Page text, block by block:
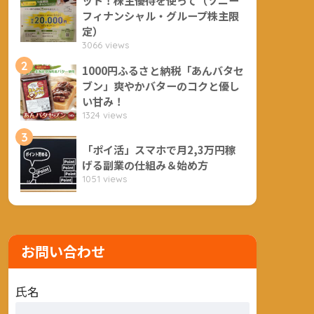
フィナンシャル・グループ株主限
定）
3066 views
2
1000円ふるさと納税「あんバタセ
ブン」爽やかバターのコクと優し
い甘み！
1324 views
3
「ポイ活」スマホで月2,3万円稼
げる副業の仕組み＆始め方
1051 views
お問い合わせ
氏名